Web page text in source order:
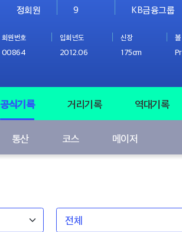
정회원 9 KB금융그룹
회원번호
00864
입회년도
2012.06
신장
175cm
볼
공식기록 거리기록 역대기록
통산 코스 메이저